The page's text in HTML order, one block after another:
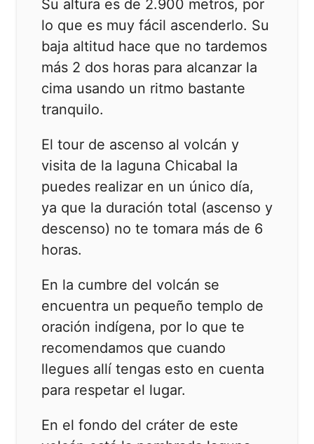
Su altura es de 2.900 metros, por
lo que es muy fácil ascenderlo. Su
baja altitud hace que no tardemos
más 2 dos horas para alcanzar la
cima usando un ritmo bastante
tranquilo.
El tour de ascenso al volcán y
visita de la laguna Chicabal la
puedes realizar en un único día,
ya que la duración total (ascenso y
descenso) no te tomara más de 6
horas.
En la cumbre del volcán se
encuentra un pequeño templo de
oración indígena, por lo que te
recomendamos que cuando
llegues allí tengas esto en cuenta
para respetar el lugar.
En el fondo del cráter de este